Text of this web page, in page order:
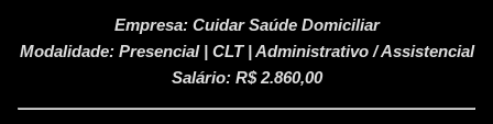
Empresa:Cuidar Saúde Domiciliar
Modalidade:Presencial | CLT | Administrativo / Assistencial
Salário:R$ 2.860,00